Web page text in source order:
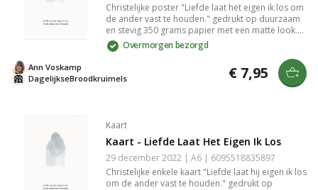
Christelijke poster "Liefde laat het eigen ik los om
de ander vast te houden." gedrukt op duurzaam
en stevig 350 grams papier met een matte look.
Het papierformaat van de poster is A4 (29,7 cm ×
21 cm × 0,1 cm). De poster wordt plat verzonden
in een op maat gemaakte verpakking die extra
bescherming geeft. Als de poster toch
beschadigd raakt tijdens de verzending sturen wij
DagelijkseBroodkruimels en een kleine
streepjescode. De achterkant is verder volledig
blanco. Tip: Het papier van de poster is stevig
genoeg om deze zonder hulpmiddel tegen een
wand of ander voorwerp te laten staan. De
poster wordt dan ook los geleverd, dus zonder
Overmorgen bezorgd
DagelijkseBroodkruimels
Ann Voskamp € 7,95
Kaart
Kaart - Liefde Laat Het Eigen Ik Los
29 december 2022 | A6 | 6095518835897
Christelijke enkele kaart "Liefde laat hij eigen ik los
om de ander vast te houden." gedrukt op